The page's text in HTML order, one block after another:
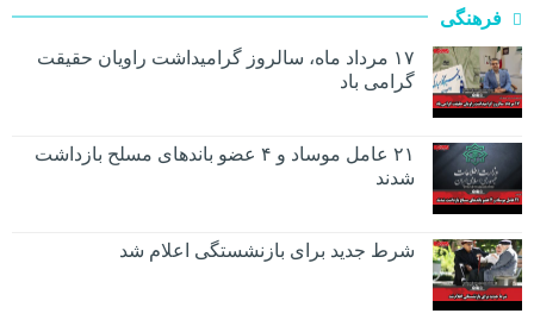
فرهنگی
۱۷ مرداد ماه، سالروز گرامیداشت راویان حقیقت
گرامی باد
۲۱ عامل موساد و ۴ عضو باند‌های مسلح بازداشت
شدند
شرط جدید برای بازنشستگی اعلام شد